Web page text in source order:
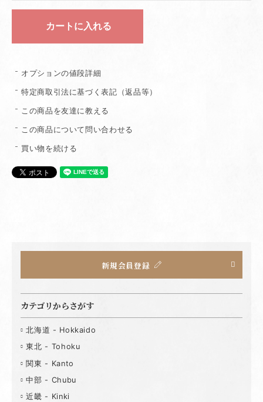
オプションの値段詳細
特定商取引法に基づく表記（返品等）
この商品を友達に教える
この商品について問い合わせる
買い物を続ける
新規会員登録
カテゴリからさがす
北海道 - Hokkaido
東北 - Tohoku
関東 - Kanto
中部 - Chubu
近畿 - Kinki